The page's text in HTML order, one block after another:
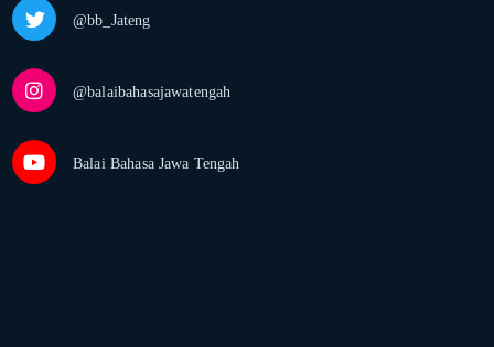
@bb_Jateng
@balaibahasajawatengah
Balai Bahasa Jawa Tengah